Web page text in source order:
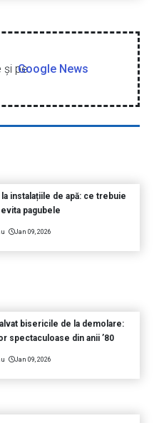
şi peGoogle News
instalațiile de apă: ce trebuie
pagubele
Jan 09, 2026
bisericile de la demolare:
spectaculoase din anii ’80
Jan 09, 2026